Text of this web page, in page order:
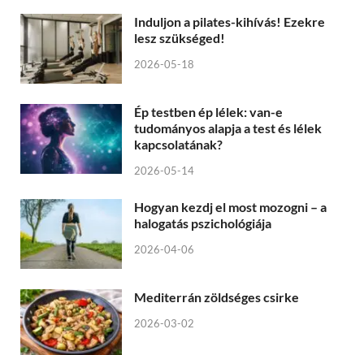
Induljon a pilates-kihívás! Ezekre
lesz szükséged!
2026-05-18
Ép testben ép lélek: van-e
tudományos alapja a test és lélek
kapcsolatának?
2026-05-14
Hogyan kezdj el most mozogni – a
halogatás pszichológiája
2026-04-06
Mediterrán zöldséges csirke
2026-03-02